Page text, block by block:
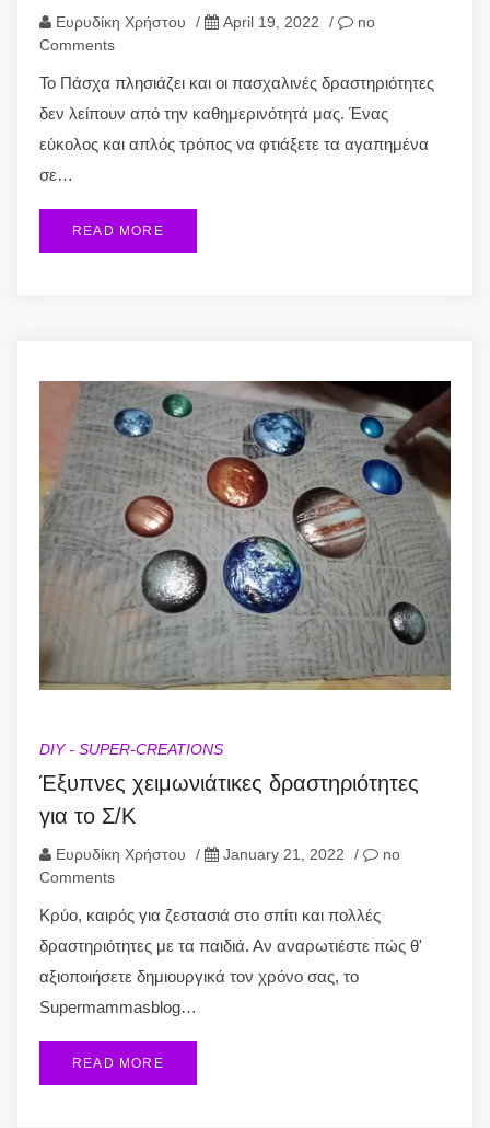
Ευρυδίκη Χρήστου / April 19, 2022 /
no
Comments
Το Πάσχα πλησιάζει και οι πασχαλινές δραστηριότητες
δεν λείπουν από την καθημερινότητά μας. Ένας
εύκολος και απλός τρόπος να φτιάξετε τα αγαπημένα
σε…
READ MORE
DIY - SUPER-CREATIONS
Έξυπνες χειμωνιάτικες δραστηριότητες
για το Σ/Κ
Ευρυδίκη Χρήστου / January 21, 2022 /
no
Comments
Κρύο, καιρός για ζεστασιά στο σπίτι και πολλές
δραστηριότητες με τα παιδιά. Αν αναρωτιέστε πώς θ'
αξιοποιήσετε δημιουργικά τον χρόνο σας, το
Supermammasblog…
READ MORE